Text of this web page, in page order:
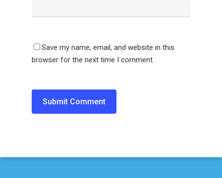
Save my name, email, and website in this
browser for the next time I comment.